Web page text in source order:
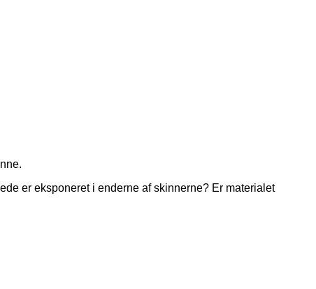
er eksponeret i enderne af skinnerne? Er materialet